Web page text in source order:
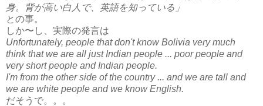
身。背が高い白人で、英語を知っている」
との事。
しか〜し、実際の発言は
Unfortunately, people that don't know Bolivia very much
think that we are all just Indian people ... poor people and
very short people and Indian people.
I'm from the other side of the country ... and we are tall and
we are white people and we know English.
だそうで。。。